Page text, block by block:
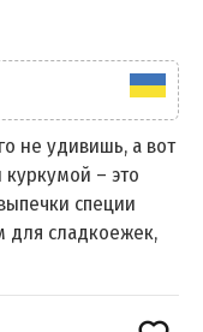
не удивишь, а вот
– это
специи
для сладкоежек,